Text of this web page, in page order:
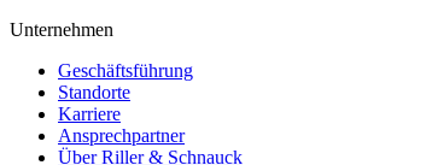
Unternehmen
Geschäftsführung
Standorte
Karriere
Ansprechpartner
Über Riller & Schnauck